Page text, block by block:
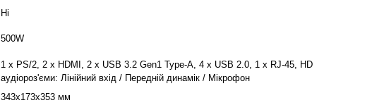
Ні
500W
1 x PS/2, 2 x HDMI, 2 x USB 3.2 Gen1 Type-A, 4 x USB 2.0, 1 x RJ-45, HD
аудіороз'єми: Лінійний вхід / Передній динамік / Мікрофон
343х173х353 мм